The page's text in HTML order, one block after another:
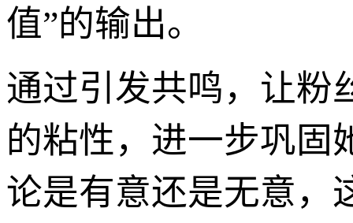
值”的输出。
通过引发共鸣，让粉
的粘性，进一步巩固
论是有意还是无意，